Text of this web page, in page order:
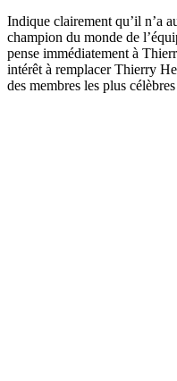
Indique clairement qu’il n’a
champion du monde de
pense immédiatement à
intérêt à remplacer Thierry
des membres les plus